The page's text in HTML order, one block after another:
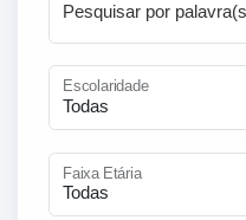
Pesquisar por
Escolaridade
Faixa Etária